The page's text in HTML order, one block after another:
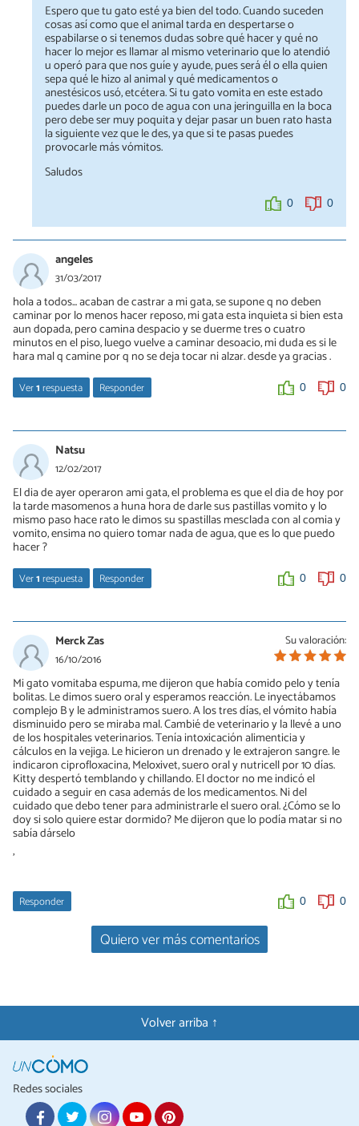
Espero que tu gato esté ya bien del todo. Cuando suceden
cosas así como que el animal tarda en despertarse o
espabilarse o si tenemos dudas sobre qué hacer y qué no
hacer lo mejor es llamar al mismo veterinario que lo atendió
u operó para que nos guíe y ayude, pues será él o ella quien
sepa qué le hizo al animal y qué medicamentos o
anestésicos usó, etcétera. Si tu gato vomita en este estado
puedes darle un poco de agua con una jeringuilla en la boca
pero debe ser muy poquita y dejar pasar un buen rato hasta
la siguiente vez que le des, ya que si te pasas puedes
provocarle más vómitos.
Saludos
0 0
angeles
31/03/2017
hola a todos... acaban de castrar a mi gata, se supone q no deben
caminar por lo menos hacer reposo, mi gata esta inquieta si bien esta
aun dopada, pero camina despacio y se duerme tres o cuatro
minutos en el piso, luego vuelve a caminar desoacio, mi duda es si le
hara mal q camine por q no se deja tocar ni alzar. desde ya gracias .
Ver1respuesta Responder 0 0
Es normal su reacción. El mio está igual. También lo castré el
31/03/2017 .... tranquila que poco a poco se va recuperando.
Déjala que haga como quiera y consientela mucho... así hago con
el mio es un gatito muy querido y consentido... Gracias a Dios por
permitirlos castrarlos... AMEN
Natsu
12/02/2017
El dia de ayer operaron ami gata, el problema es que el dia de hoy por
la tarde masomenos a huna hora de darle sus pastillas vomito y lo
mismo paso hace rato le dimos su spastillas mesclada con al comia y
vomito, ensima no quiero tomar nada de agua, que es lo que puedo
hacer ?
Ver1respuesta Responder 0 0
02/04/2017
No le des las pastillas si las vomita.
Lo mejor es la Enterogermina, si la consigues le das ... te la
recomiendo al 100%
0 0
Su valoración:
Merck Zas
16/10/2016
Mi gato vomitaba espuma, me dijeron que había comido pelo y tenía
bolitas. Le dimos suero oral y esperamos reacción. Le inyectábamos
complejo B y le administramos suero. A los tres días, el vómito había
disminuido pero se miraba mal. Cambié de veterinario y la llevé a uno
de los hospitales veterinarios. Tenía intoxicación alimenticia y
cálculos en la vejiga. Le hicieron un drenado y le extrajeron sangre. le
indicaron ciprofloxacina, Meloxivet, suero oral y nutricell por 10 días.
Kitty despertó temblando y chillando. El doctor no me indicó el
cuidado a seguir en casa además de los medicamentos. Ni del
cuidado que debo tener para administrarle el suero oral. ¿Cómo se lo
doy si solo quiere estar dormido? Me dijeron que lo podía matar si no
sabía dárselo
'
Responder 0 0
Quiero ver más comentarios
Volver arriba ↑
Redes sociales